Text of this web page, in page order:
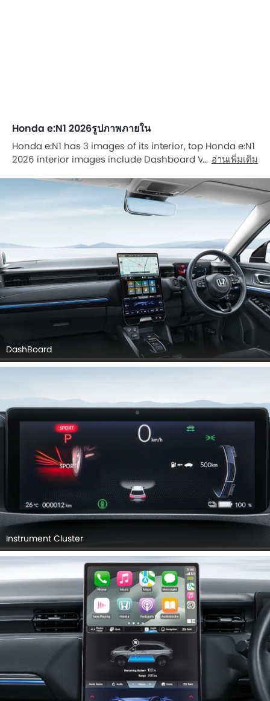
Honda e:N1 2026รูปภาพภายใน
Honda e:N1 has 3 images of its interior, top Honda e:N1
2026 interior images include Dashboard View,อ่านเพิ่มเติม
DashBoard
Instrument Cluster